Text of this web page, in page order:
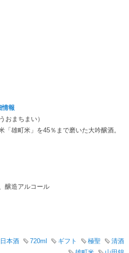
情報
おまちまい）
「雄町米」を45％まで磨いた大吟醸酒。
醸造アルコール
日本酒 720ml ギフト 極聖
清酒